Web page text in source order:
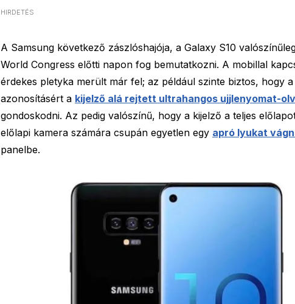
HIRDETÉS
A Samsung következő zászlóshajója, a Galaxy S10
World Congress előtti napon fog bemutatkozni. A mobillal
érdekes pletyka merült már fel; az például szinte biztos, hogy
azonosításért a kijelző alá rejtett ultrahangos ujjlenyomat-
gondoskodni. Az pedig valószínű, hogy a kijelző a teljes
előlapi kamera számára csupán egyetlen egy apró lyukat
panelbe.